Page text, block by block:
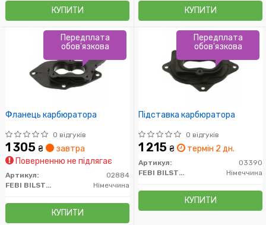
КУПИТИ КУПИТИ
Фланець карбюратора
0 відгуків
1 305 ₴
завтра
Поверненню не підлягає
Артикул:
02884
FEBI BILSTEIN
Німеччина
КУПИТИ
Передплата
обов'язкова
Підставка карбюратора
0 відгуків
1 215 ₴ термін 2 дн.
Артикул:
03390
FEBI BILSTEIN
Німеччина
КУПИТИ
Передплата
обов'язкова